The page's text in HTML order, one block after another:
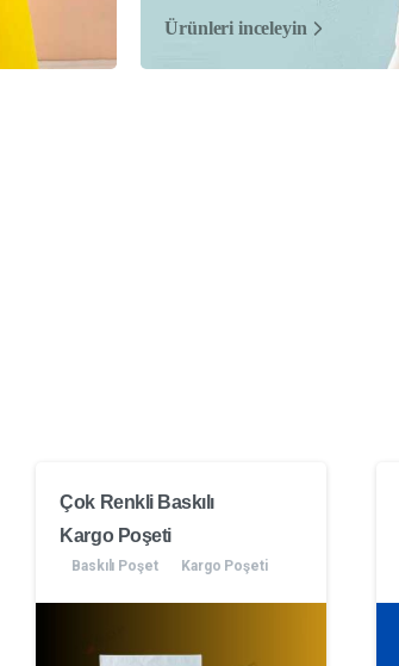
Ürünleri inceleyin
Çok Renkli Baskılı
Kargo Poşeti
Baskılı Poşet Kargo Poşeti